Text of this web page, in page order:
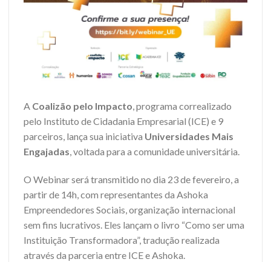
A Coalizão pelo Impacto, programa correalizado
pelo Instituto de Cidadania Empresarial (ICE) e 9
parceiros, lança sua iniciativa Universidades Mais
Engajadas, voltada para a comunidade universitária.
O Webinar será transmitido no dia 23 de fevereiro, a
partir de 14h, com representantes da Ashoka
Empreendedores Sociais, organização internacional
sem fins lucrativos. Eles lançam o livro “Como ser uma
Instituição Transformadora”, tradução realizada
através da parceria entre ICE e Ashoka.